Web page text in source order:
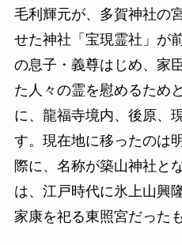
毛利輝元が、多賀神社の
せた神社「宝現霊社」が
の息子・義尊はじめ、家
た人々の霊を慰めるため
に、龍福寺境内、後原、
す。現在地に移ったのは
際に、名称が築山神社と
は、江戸時代に氷上山興
家康を祀る東照宮だった